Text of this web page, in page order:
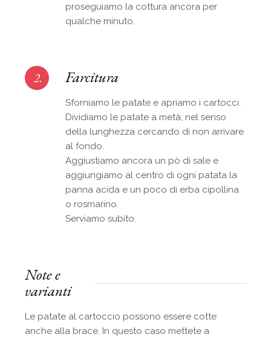
proseguiamo la cottura ancora per
qualche minuto.
2. Farcitura
Sforniamo le patate e apriamo i cartocci.
Dividiamo le patate a metà, nel senso
della lunghezza cercando di non arrivare
al fondo.
Aggiustiamo ancora un pò di sale e
aggiungiamo al centro di ogni patata la
panna acida e un poco di erba cipollina
o rosmarino.
Serviamo subito.
Note e
varianti
Le patate al cartoccio possono essere cotte
anche alla brace. In questo caso mettete a